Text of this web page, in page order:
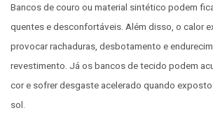
Bancos de couro ou material sintético podem
quentes e desconfortáveis. Além disso, o calor
provocar rachaduras, desbotamento e
revestimento. Já os bancos de tecido podem
cor e sofrer desgaste acelerado quando
sol.